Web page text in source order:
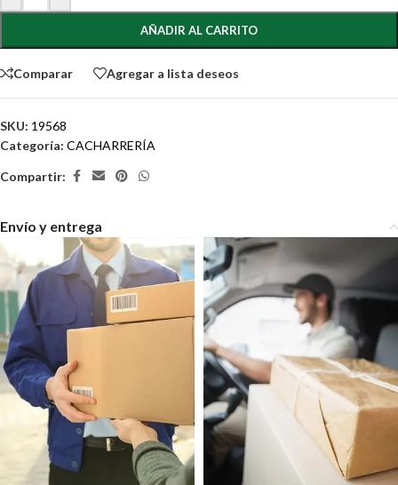
AÑADIR AL CARRITO
Comparar Agregar a lista deseos
SKU: 19568
Categoría: CACHARRERÍA
Compartir:
Envío y entrega